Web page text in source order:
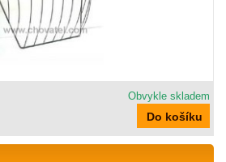
Obvykle skladem